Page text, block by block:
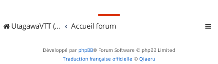
UtagawaVTT (Randos VTT et VTTAE avec traces GPS) Accueil forum
Développé par phpBB® Forum Software © phpBB Limited
Traduction française officielle © Qiaeru